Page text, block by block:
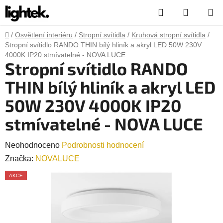
Přejít
na
obsah
Hledat
KOŠÍK
Domů
/ Osvětlení interiéru / Stropní svítidla / Kruhová stropní svítidla /
Stropní svítidlo RANDO THIN bílý hliník a akryl LED 50W 230V
4000K IP20 stmívatelné - NOVA LUCE
Stropní svítidlo RANDO
THIN bílý hliník a akryl LED
50W 230V 4000K IP20
stmívatelné - NOVA LUCE
Průměrné
hodnocení
produktu
Neohodnoceno Podrobnosti hodnocení
Značka: NOVALUCE
AKCE